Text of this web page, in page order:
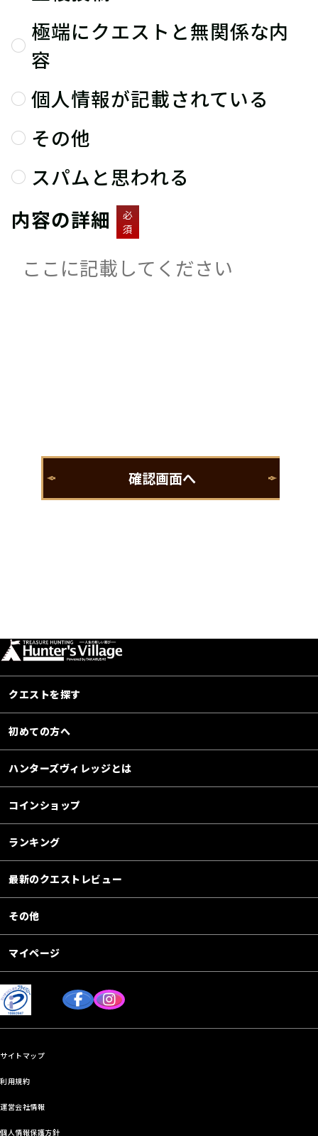
極端にクエストと無関係な内
容
個人情報が記載されている
その他
スパムと思われる
内容の詳細
必
須
クエストを探す
初めての方へ
ハンターズヴィレッジとは
コインショップ
ランキング
最新のクエストレビュー
その他
マイページ
サイトマップ
利用規約
運営会社情報
個人情報保護方針